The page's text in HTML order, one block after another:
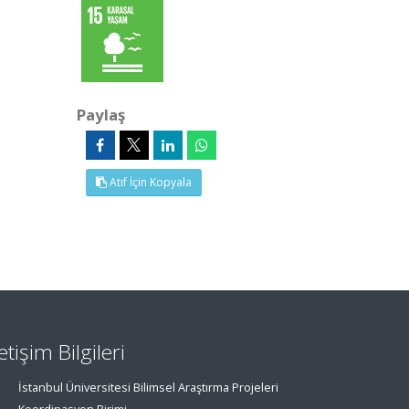
Paylaş
Atıf İçin Kopyala
Bilgileri
İstanbul Üniversitesi Bilimsel Araştırma Projeleri